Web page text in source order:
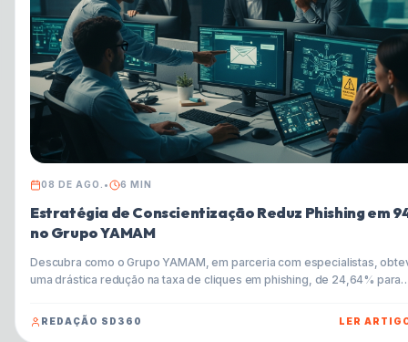
08 DE AGO. • 6 MIN
Estratégia de Conscientização Reduz Phishing em
no Grupo YAMAM
Descubra como o Grupo YAMAM, em parceria com especialistas,
uma drástica redução na taxa de cliques em phishing, de 24,64% para
contínua, o cenário brasileiro de cibersegurança e oferece dicas
REDAÇÃO SD360 LER